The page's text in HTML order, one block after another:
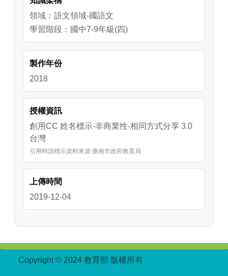
領域：語文領域-國語文
學習階段：國中7-9年級(四)
製作年份
2018
授權資訊
創用CC 姓名標示-非商業性-相同方式分享 3.0
台灣
引用時請標示資料來源:臺南市政府教育局
上傳時間
2019-12-04
Copyright © 2024 教育部 版權所有